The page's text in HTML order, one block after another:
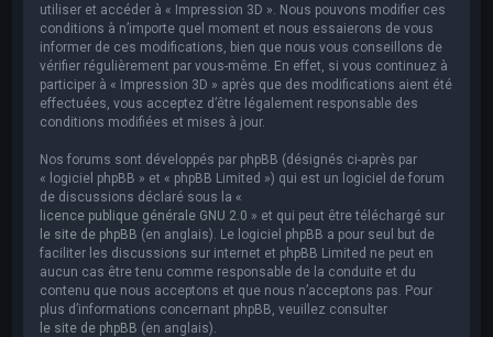
utiliser et accéder à « Impression 3D ». Nous pouvons modifier ces
conditions à n’importe quel moment et nous essaierons de vous
informer de ces modifications, bien que nous vous conseillons de
vérifier régulièrement par vous-même. En effet, si vous continuez à
participer à « Impression 3D » après que des modifications aient été
effectuées, vous acceptez d’être légalement responsable des
conditions modifiées et mises à jour.
Nos forums sont développés par phpBB (désignés ci-après par
« logiciel phpBB » et « phpBB Limited ») qui est un logiciel de forum
de discussions déclaré sous la «
licence publique générale GNU 2.0 » et qui peut être téléchargé sur
le site de phpBB (en anglais). Le logiciel phpBB a pour seul but de
faciliter les discussions sur internet et phpBB Limited ne peut en
aucun cas être tenu comme responsable de la conduite et du
contenu que nous acceptons et que nous n’acceptons pas. Pour
plus d’informations concernant phpBB, veuillez consulter
le site de phpBB (en anglais).